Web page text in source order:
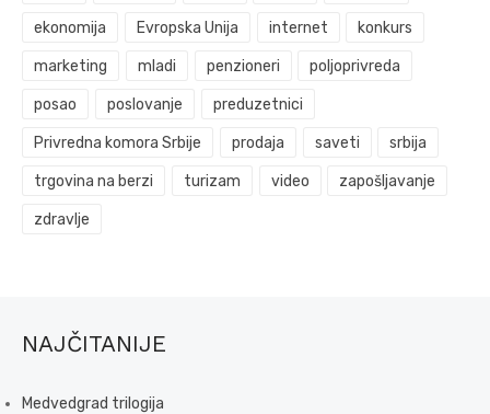
ekonomija Evropska Unija internet konkurs
marketing mladi penzioneri poljoprivreda
posao poslovanje preduzetnici
Privredna komora Srbije prodaja saveti srbija
trgovina na berzi turizam video zapošljavanje
zdravlje
NAJČITANIJE
Medvedgrad trilogija